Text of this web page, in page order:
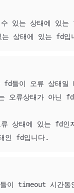
있는 상태에 있는
상태에 있는 fd입
들이 오류 상태일
오류상태가 아닌
상태에 있는 fd인
인 fd입니다.
timeout 시간동